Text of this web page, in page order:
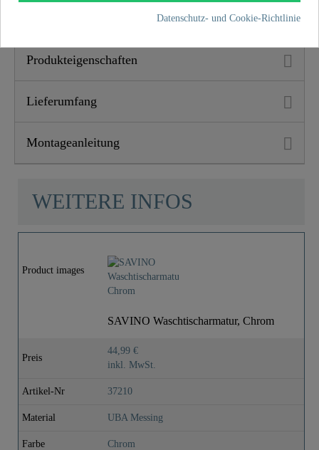
Vertrauen und Qualität bei jedem Einkauf.
Produkteigenschaften
Lieferumfang
Montageanleitung
WEITERE INFOS
Product images
SAVINO Waschtischarmatur, Chrom
Preis
44,99 €
inkl. MwSt.
Artikel-Nr 37210
Material UBA Messing
Farbe Chrom
Datenschutz- und Cookie-Richtlinie